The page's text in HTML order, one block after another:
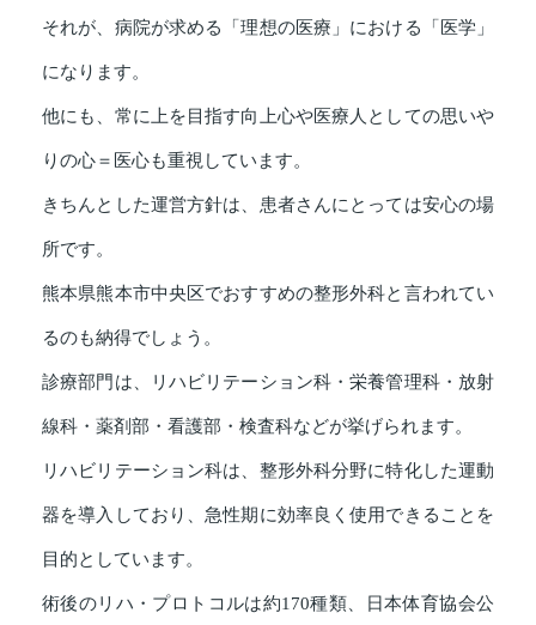
それが、病院が求める「理想の医療」における「医学」
になります。
他にも、常に上を目指す向上心や医療人としての思いや
りの心＝医心も重視しています。
きちんとした運営方針は、患者さんにとっては安心の場
所です。
熊本県熊本市中央区でおすすめの整形外科と言われてい
るのも納得でしょう。
診療部門は、リハビリテーション科・栄養管理科・放射
線科・薬剤部・看護部・検査科などが挙げられます。
リハビリテーション科は、整形外科分野に特化した運動
器を導入しており、急性期に効率良く使用できることを
目的としています。
術後のリハ・プロトコルは約170種類、日本体育協会公